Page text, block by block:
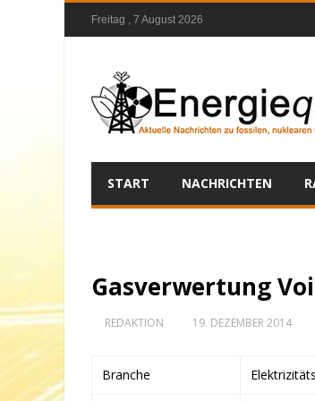
Freitag , 7 August 2026
START NACHRICHTEN
Gasverwertung
REDAKTION 19. DEZEMBER 2014
Branche